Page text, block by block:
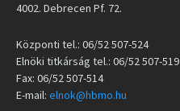
4002. Debrecen Pf. 72.
Központi tel.: 06/52 507-524
Elnöki titkárság tel.: 06/52 507-519
Fax: 06/52 507-514
E-mail: elnok@hbmo.hu